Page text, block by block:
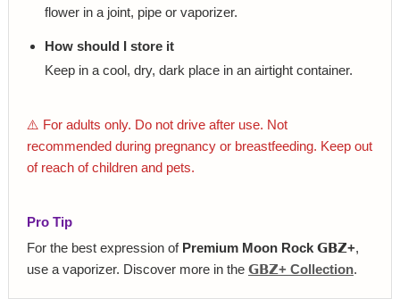
flower in a joint, pipe or vaporizer.
How should I store it
Keep in a cool, dry, dark place in an airtight container.
⚠️ For adults only. Do not drive after use. Not
recommended during pregnancy or breastfeeding. Keep out
of reach of children and pets.
Pro Tip
For the best expression of Premium Moon Rock 𝗚𝗕𝗭+,
use a vaporizer. Discover more in the 𝗚𝗕𝗭+ Collection.